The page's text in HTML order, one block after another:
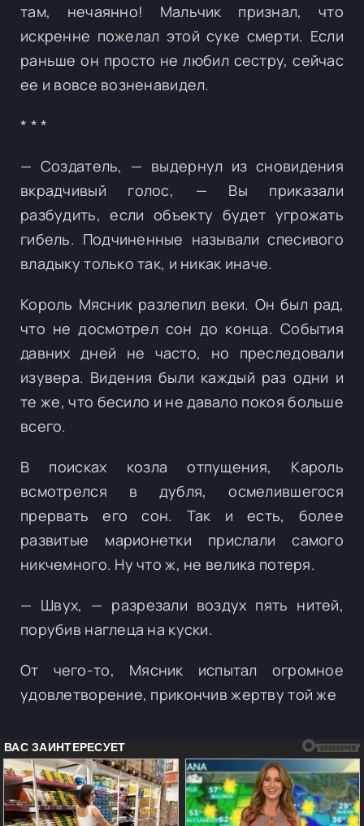
там, нечаянно! Мальчик признал, что
искренне пожелал этой суке смерти. Если
раньше он просто не любил сестру, сейчас
ее и вовсе возненавидел.
* * *
— Создатель, — выдернул из сновидения
вкрадчивый голос, — Вы приказали
разбудить, если объекту будет угрожать
гибель. Подчиненные называли спесивого
владыку только так, и никак иначе.
Король Мясник разлепил веки. Он был рад,
что не досмотрел сон до конца. События
давних дней не часто, но преследовали
изувера. Видения были каждый раз одни и
те же, что бесило и не давало покоя больше
всего.
В поисках козла отпущения, Кароль
всмотрелся в дубля, осмелившегося
прервать его сон. Так и есть, более
развитые марионетки прислали самого
никчемного. Ну что ж, не велика потеря.
— Швух, — разрезали воздух пять нитей,
порубив наглеца на куски.
От чего-то, Мясник испытал огромное
удовлетворение, прикончив жертву той же